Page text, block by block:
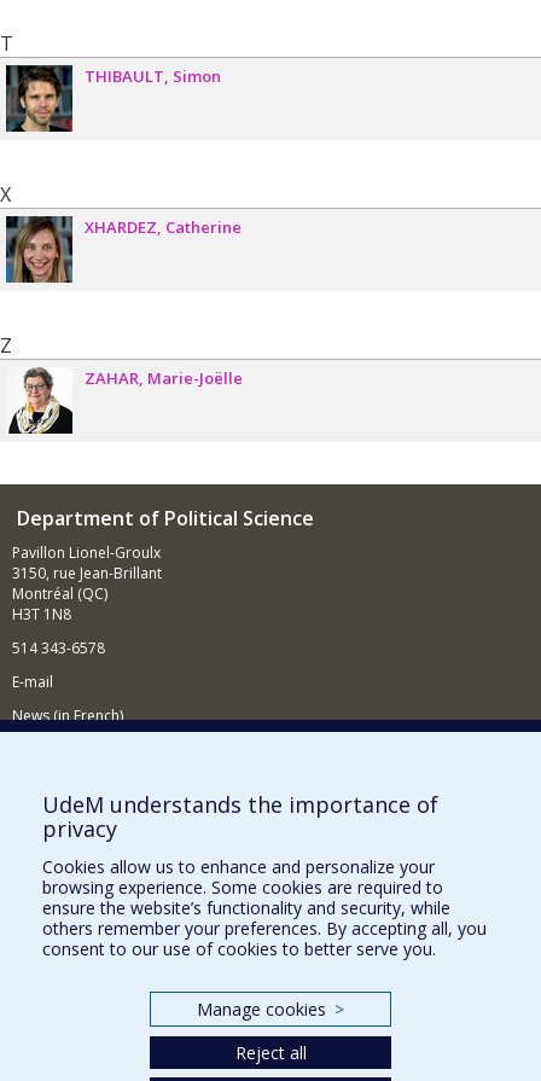
T
THIBAULT Simon
X
XHARDEZ Catherine
Z
ZAHAR Marie-Joëlle
Department of Political Science
Pavillon Lionel-Groulx
3150, rue Jean-Brillant
Montréal (QC)
H3T 1N8
514 343-6578
E-mail
News (in French)
Supporting the Department
NEED HELP?
Sitemap
Report a problem
Accessibility
Our Departments and Schools
UdeM understands the importance of
privacy
Cookies allow us to enhance and personalize your
browsing experience. Some cookies are required to
ensure the website’s functionality and security, while
others remember your preferences. By accepting all, you
consent to our use of cookies to better serve you.
Manage cookies >
Reject all